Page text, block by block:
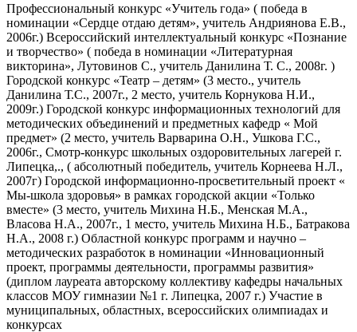
Профессиональный конкурс «Учитель года» ( победа в
номинации «Сердце отдаю детям», учитель Андриянова Е.В.,
2006г.) Всероссийский интеллектуальный конкурс «Познание
и творчество» ( победа в номинации «Литературная
викторина», Лутовинов С., учитель Данилина Т. С., 2008г. )
Городской конкурс «Театр – детям» (3 место., учитель
Данилина Т.С., 2007г., 2 место, учитель Корнукова Н.И.,
2009г.) Городской конкурс информационных технологий для
методических объединений и предметных кафедр « Мой
предмет» (2 место, учитель Варварина О.Н., Ушкова Г.С.,
2006г., Смотр-конкурс школьных оздоровительных лагерей г.
Липецка,., ( абсолютный победитель, учитель Корнеева Н.Л.,
2007г) Городской информационно-просветительный проект «
Мы-школа здоровья» в рамках городской акции «Только
вместе» (3 место, учитель Михина Н.Б., Менская М.А.,
Власова Н.А., 2007г., 1 место, учитель Михина Н.Б., Батракова
Н.А., 2008 г.) Областной конкурс программ и научно –
методических разработок в номинации «Инновационный
проект, программы деятельности, программы развития»
(диплом лауреата авторскому коллективу кафедры начальных
классов МОУ гимназии №1 г. Липецка, 2007 г.) Участие в
муниципальных, областных, всероссийских олимпиадах и
конкурсах